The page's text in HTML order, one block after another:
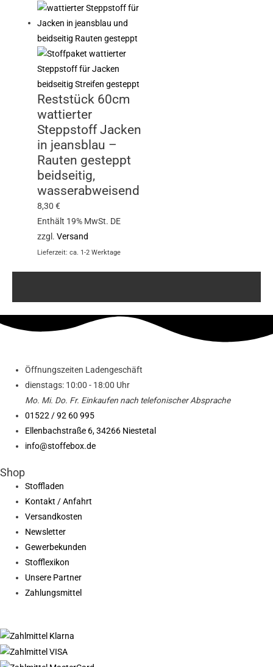
Reststück 60cm
wattierter
Steppstoff Jacken
in jeansblau –
Rauten gesteppt
beidseitig,
wasserabweisend
8,30€
Enthält 19% MwSt. DE
zzgl.Versand
Lieferzeit: ca. 1-2 Werktage
Öffnungszeiten Ladengeschäft
dienstags: 10:00 - 18:00 Uhr
Mo. Mi. Do. Fr. Einkaufen nach telefonischer Absprache
01522 / 92 60 995
Ellenbachstraße 6, 34266 Niestetal
info@stoffebox.de
Shop
Stoffladen
Kontakt / Anfahrt
Versandkosten
Newsletter
Gewerbekunden
Stofflexikon
Unsere Partner
Zahlungsmittel